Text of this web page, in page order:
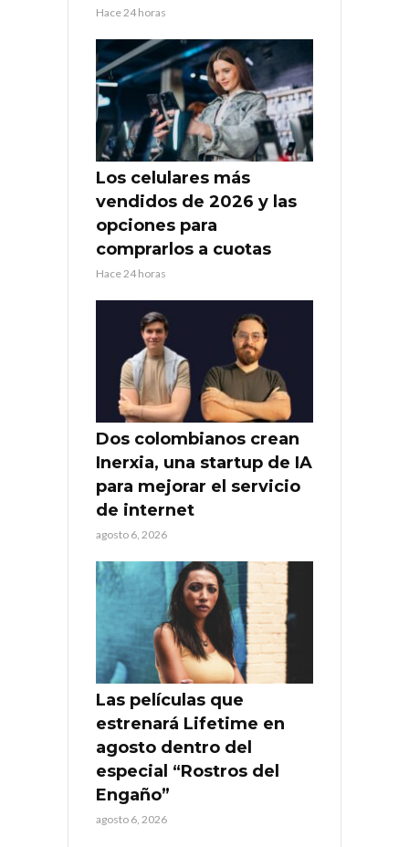
Hace 24 horas
Los celulares más
vendidos de 2026 y las
opciones para
comprarlos a cuotas
Hace 24 horas
Dos colombianos crean
Inerxia, una startup de IA
para mejorar el servicio
de internet
agosto 6, 2026
Las películas que
estrenará Lifetime en
agosto dentro del
especial “Rostros del
Engaño”
agosto 6, 2026